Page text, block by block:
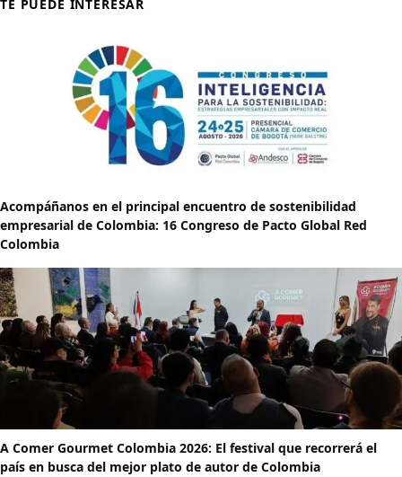
TE PUEDE INTERESAR
Acompáñanos en el principal encuentro de sostenibilidad
empresarial de Colombia: 16 Congreso de Pacto Global Red
Colombia
A Comer Gourmet Colombia 2026: El festival que recorrerá el
país en busca del mejor plato de autor de Colombia